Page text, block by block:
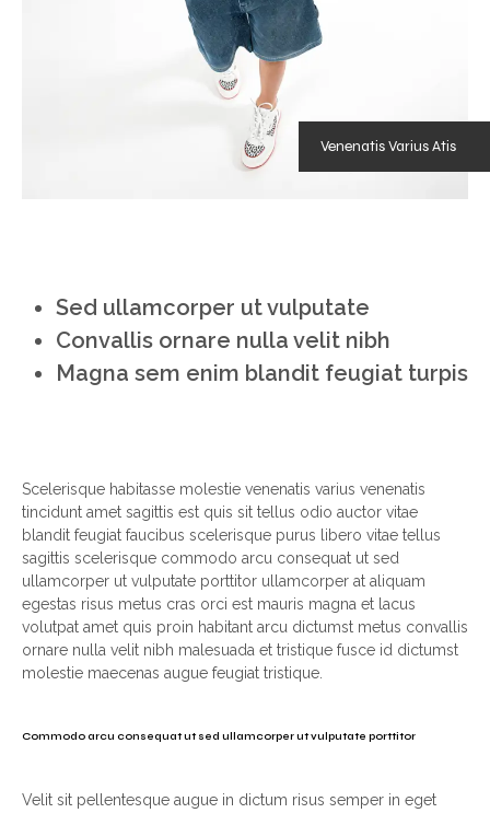
Venenatis Varius Atis
Sed ullamcorper ut vulputate
Convallis ornare nulla velit nibh
Magna sem enim blandit feugiat turpis
Scelerisque habitasse molestie venenatis varius venenatis
tincidunt amet sagittis est quis sit tellus odio auctor vitae
blandit feugiat faucibus scelerisque purus libero vitae tellus
sagittis scelerisque commodo arcu consequat ut sed
ullamcorper ut vulputate porttitor ullamcorper at aliquam
egestas risus metus cras orci est mauris magna et lacus
volutpat amet quis proin habitant arcu dictumst metus convallis
ornare nulla velit nibh malesuada et tristique fusce id dictumst
molestie maecenas augue feugiat tristique.
Commodo arcu consequat ut sed ullamcorper ut vulputate porttitor
Velit sit pellentesque augue in dictum risus semper in eget